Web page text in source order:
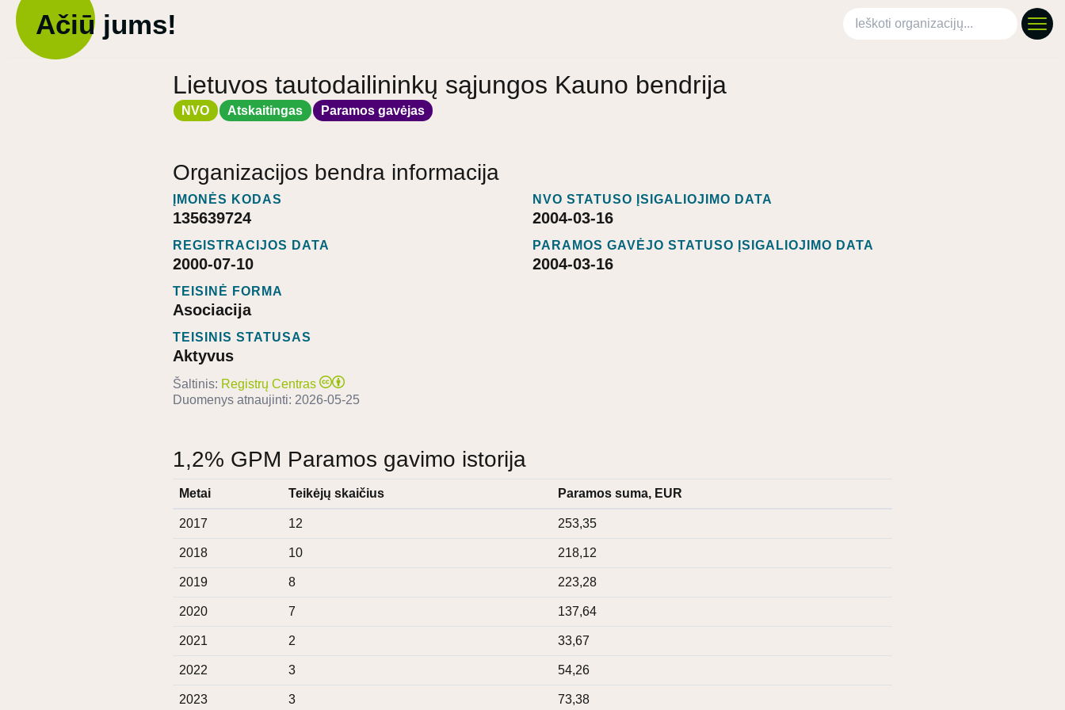
Ačiū jums! Ieškoti organizacijų
Lietuvos tautodailininkų sąjungos Kauno bendrija
NVO Atskaitingas Paramos gavėjas
Organizacijos bendra informacija
ĮMONĖS KODAS
135639724
REGISTRACIJOS DATA
2000-07-10
TEISINĖ FORMA
Asociacija
TEISINIS STATUSAS
Aktyvus
NVO STATUSO ĮSIGALIOJIMO DATA
2004-03-16
PARAMOS GAVĖJO STATUSO ĮSIGALIOJIMO DATA
2004-03-16
Šaltinis: Registrų Centras
Duomenys atnaujinti: 2026-05-25
1,2% GPM Paramos gavimo istorija
Metai Teikėjų skaičius Paramos suma, EUR
2017 12 253,35
2018 10 218,12
2019 8 223,28
2020 7 137,64
2021 2 33,67
2022 3 54,26
2023 3 73,38